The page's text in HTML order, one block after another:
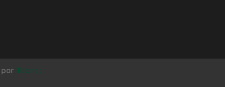
por Tecinet